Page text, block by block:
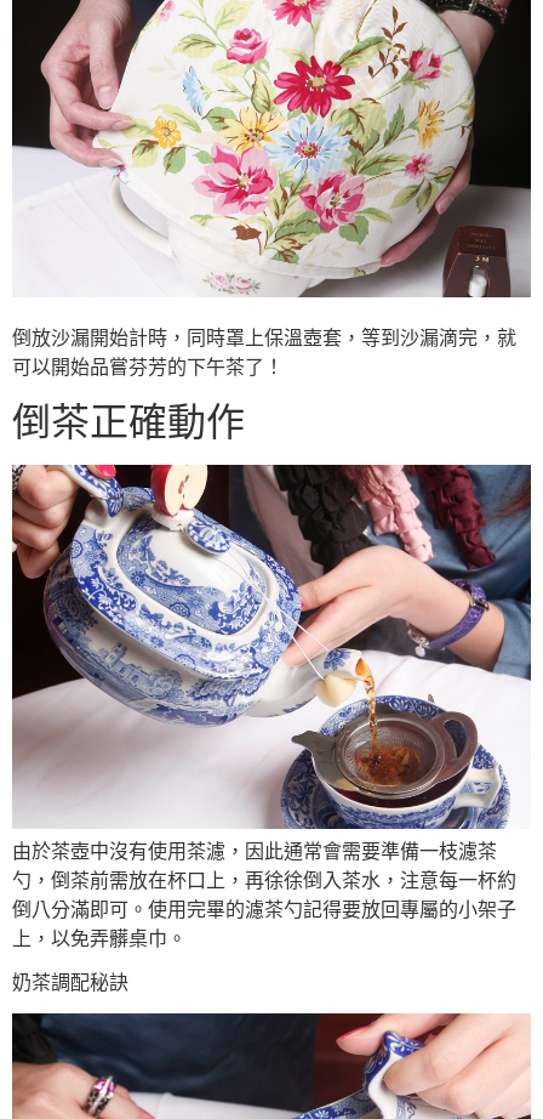
倒放沙漏開始計時，同時罩上保溫壺套，等到沙漏滴完，就
可以開始品嘗芬芳的下午茶了！
倒茶正確動作
由於茶壺中沒有使用茶濾，因此通常會需要準備一枝濾茶
勺，倒茶前需放在杯口上，再徐徐倒入茶水，注意每一杯約
倒八分滿即可。使用完畢的濾茶勺記得要放回專屬的小架子
上，以免弄髒桌巾。
奶茶調配秘訣